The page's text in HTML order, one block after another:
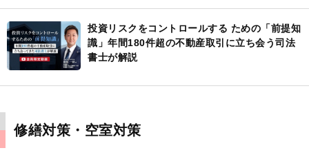
投資リスクをコントロールする ための「前提知
識」年間180件超の不動産取引に立ち会う司法
書士が解説
修繕対策・空室対策